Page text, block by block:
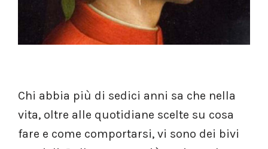
Chi abbia più di sedici anni sa che nella
vita, oltre alle quotidiane scelte su cosa
fare e come comportarsi, vi sono dei bivi